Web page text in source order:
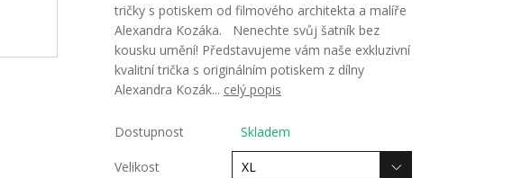
tričky s potiskem od filmového architekta a malíře
Alexandra Kozáka. Nenechte svůj šatník bez
kousku umění! Představujeme vám naše exkluzivní
kvalitní trička s originálním potiskem z dílny
Alexandra Kozák... celý popis
Dostupnost Skladem
Velikost